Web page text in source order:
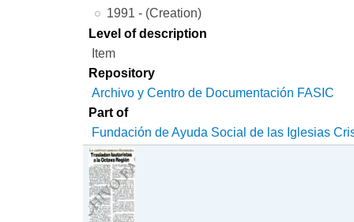
1991 - (Creation)
Level of description
Item
Repository
Archivo y Centro de Documentación FASIC
Part of
Fundación de Ayuda Social de las Iglesias